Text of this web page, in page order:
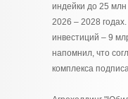
индейки до 25 млн
2026 – 2028
инвестиций – 9
напомнил, что
комплекса